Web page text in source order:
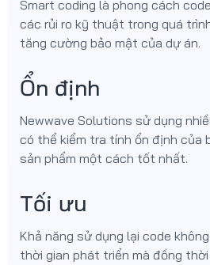
Smart coding là phong cách
các rủi ro kỹ thuật trong quá
tăng cường bảo mật của dự án.
Ổn định
Newwave Solutions sử dụng
có thể kiểm tra tính ổn định của
sản phẩm một cách tốt nhất.
Tối ưu
Khả năng sử dụng lại code
thời gian phát triển mà đồng